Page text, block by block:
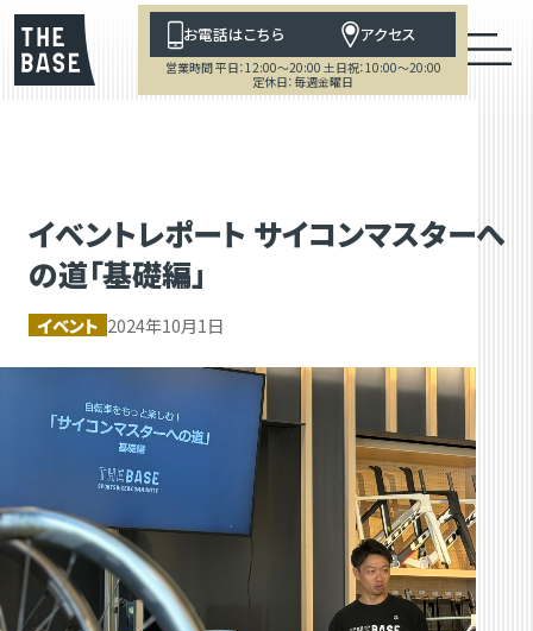
お電話はこちら アクセス
営業時間 平日：12:00～20:00 土日祝：10:00～20:00
定休日：毎週金曜日
イベントレポート サイコンマスターへ
の道「基礎編」
イベント 2024年10月1日